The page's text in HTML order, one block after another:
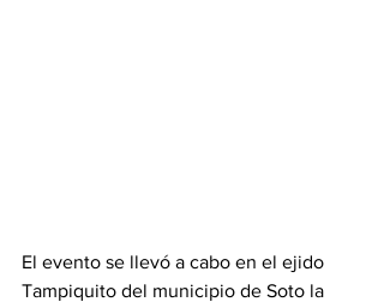
El evento se llevó a cabo en el ejido
Tampiquito del municipio de Soto la